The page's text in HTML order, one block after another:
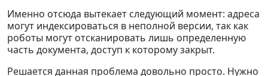
Именно отсюда вытекает следующий момент: адреса
могут индексироваться в неполной версии, так как
роботы могут отсканировать лишь определенную
часть документа, доступ к которому закрыт.
Решается данная проблема довольно просто. Нужно